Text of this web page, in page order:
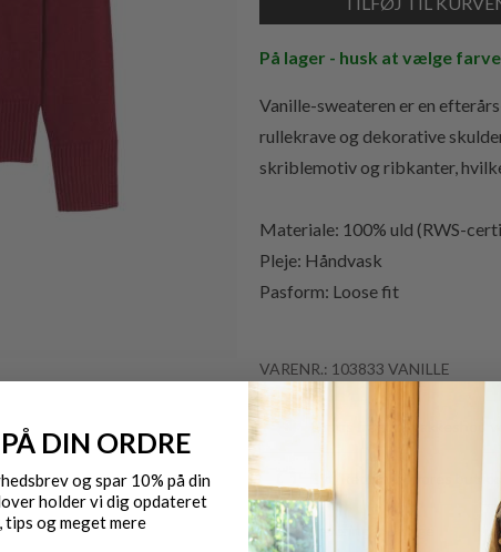
På lager - husk at vælge
Vanille-sweateren er en
rullekrave og dekorative
skriblemotiv og ribkanter,
Materiale: 100% uld (RWS-
Pleje: Håndvask
Pasform: Loose fit
VARENR.: 103833 VANILLE
Gratis fragt til pakkeshop
Byt/Returnér i vores
Levering 1-3 dage
DIN ORDRE
og spar 10% på din
holder vi dig opdateret
tips og meget mere